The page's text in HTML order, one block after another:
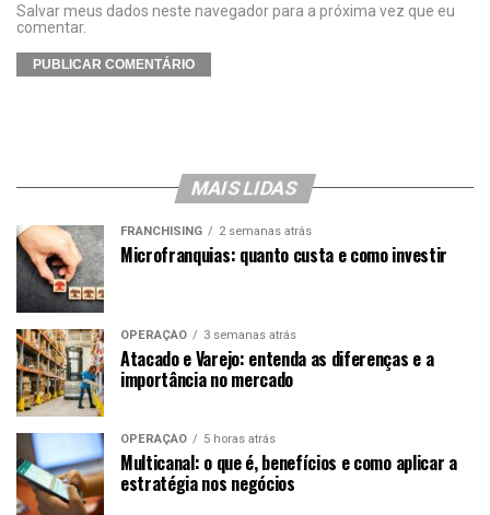
Salvar meus dados neste navegador para a próxima vez que eu
comentar.
MAIS LIDAS
FRANCHISING 2 semanas atrás
Microfranquias: quanto custa e como investir
OPERAÇÃO 3 semanas atrás
Atacado e Varejo: entenda as diferenças e a
importância no mercado
OPERAÇÃO 5 horas atrás
Multicanal: o que é, benefícios e como aplicar a
estratégia nos negócios